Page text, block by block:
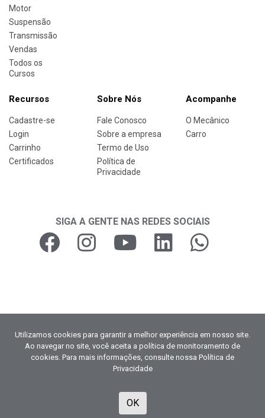
Motor
Suspensão
Transmissão
Vendas
Todos os
Cursos
Recursos
Cadastre-se
Login
Carrinho
Certificados
Sobre Nós
Fale Conosco
Sobre a empresa
Termo de Uso
Política de
Privacidade
Acompanhe
O Mecânico
Carro
SIGA A GENTE NAS REDES SOCIAIS
Copyright © 2026
Curso do Mecânico
CNPJ 19.048.666/0001-48
Desenvolvido por
Utilizamos cookies para garantir a melhor experiência em nosso site.
Ao navegar no site, você aceita a política de monitoramento de
cookies. Para mais informações, consulte nossa Política de
Privacidade
OK